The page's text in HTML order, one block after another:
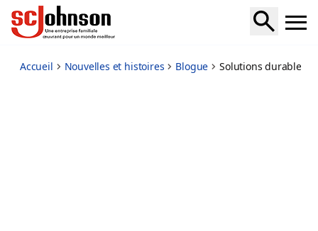
providing-sustainable-solutions
Accueil Nouvelles et histoires Blogue Solutions durables